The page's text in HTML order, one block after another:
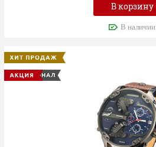
В корзину
В наличии